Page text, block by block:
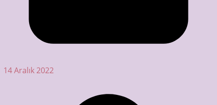
14 Aralık 2022